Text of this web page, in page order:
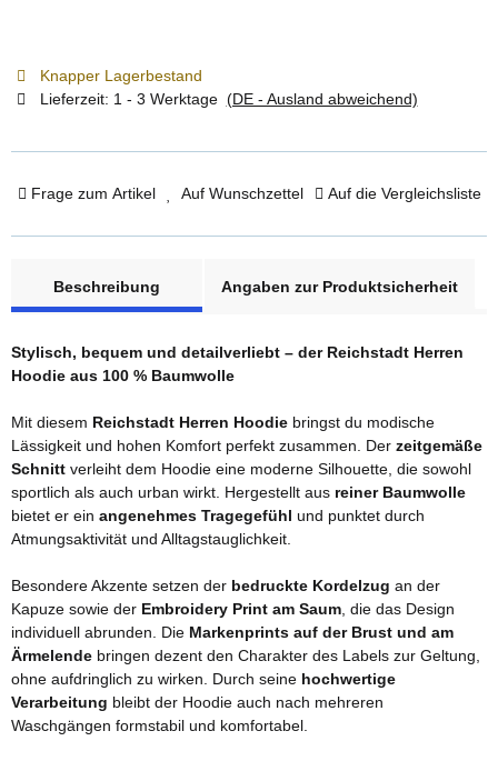
Knapper Lagerbestand
Lieferzeit: 1 - 3 Werktage (DE - Ausland abweichend)
Frage zum Artikel Auf Wunschzettel Auf die Vergleichsliste
Beschreibung
Angaben zur Produktsicherheit
Stylisch, bequem und detailverliebt – der Reichstadt Herren
Hoodie aus 100 % Baumwolle
Mit diesem Reichstadt Herren Hoodie bringst du modische
Lässigkeit und hohen Komfort perfekt zusammen. Der zeitgemäße
Schnitt verleiht dem Hoodie eine moderne Silhouette, die sowohl
sportlich als auch urban wirkt. Hergestellt aus reiner Baumwolle
bietet er ein angenehmes Tragegefühl und punktet durch
Atmungsaktivität und Alltagstauglichkeit.
Besondere Akzente setzen der bedruckte Kordelzug an der
Kapuze sowie der Embroidery Print am Saum , die das Design
individuell abrunden. Die Markenprints auf der Brust und am
Ärmelende bringen dezent den Charakter des Labels zur Geltung,
ohne aufdringlich zu wirken. Durch seine hochwertige
Verarbeitung bleibt der Hoodie auch nach mehreren
Waschgängen formstabil und komfortabel.